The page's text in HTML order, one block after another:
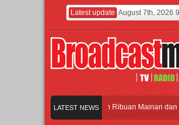
Latest update August 7th, 2026
LATEST NEWS
Jakarta dengan Ribuan Mainan dan